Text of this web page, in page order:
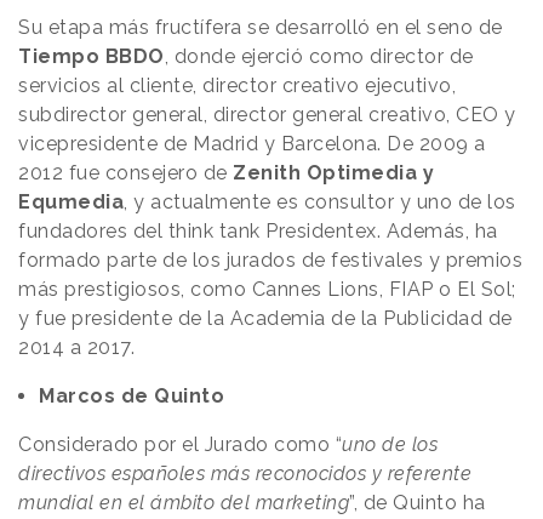
Su etapa más fructífera se desarrolló en el seno de
Tiempo BBDO, donde ejerció como director de
servicios al cliente, director creativo ejecutivo,
subdirector general, director general creativo, CEO y
vicepresidente de Madrid y Barcelona. De 2009 a
2012 fue consejero de Zenith Optimedia y
Equmedia, y actualmente es consultor y uno de los
fundadores del think tank Presidentex. Además, ha
formado parte de los jurados de festivales y premios
más prestigiosos, como Cannes Lions, FIAP o El Sol;
y fue presidente de la Academia de la Publicidad de
2014 a 2017.
Marcos de Quinto
Considerado por el Jurado como “uno de los
directivos españoles más reconocidos y referente
mundial en el ámbito del marketing”, de Quinto ha